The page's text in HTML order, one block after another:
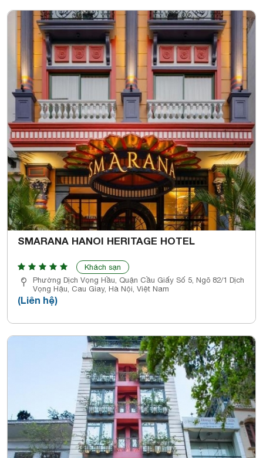
SMARANA HANOI HERITAGE HOTEL
Khách sạn
Phường Dịch Vọng Hầu, Quận Cầu Giấy Số 5, Ngõ 82/1 Dịch
Vọng Hậu, Cau Giay, Hà Nội, Việt Nam
(Liên hệ)